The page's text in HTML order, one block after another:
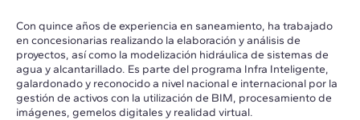
Con quince años de experiencia en saneamiento, ha trabajado
en concesionarias realizando la elaboración y análisis de
proyectos, así como la modelización hidráulica de sistemas de
agua y alcantarillado. Es parte del programa Infra Inteligente,
galardonado y reconocido a nivel nacional e internacional por la
gestión de activos con la utilización de BIM, procesamiento de
imágenes, gemelos digitales y realidad virtual.